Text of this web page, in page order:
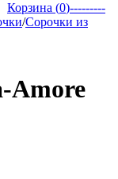
Корзина (0)---------
/Сорочки из
Amore